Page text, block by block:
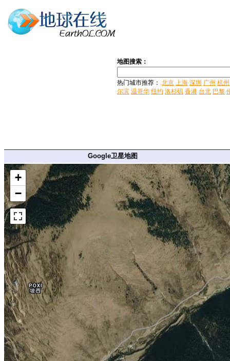
地图搜索：
热门城市推荐： 北京 上海 深圳 广州 杭州
尔滨 温哥华 纽约 洛杉矶 香港 台北 巴黎
Google卫星地图
+
−